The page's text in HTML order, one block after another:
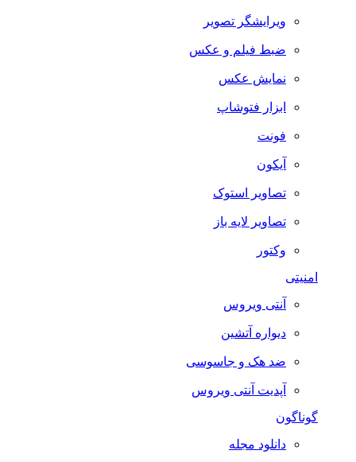
ویرایشگر تصویر
ضبط فيلم و عكس
نمایش عکس
ابزار فتوشاپ
فونت
آیکون
تصاویر استوک
تصاویر لایه باز
وکتور
امنیتی
آنتی ویروس
دیواره آتشین
ضد هک و جاسوسی
آپدیت آنتی ویروس
گوناگون
دانلود مجله